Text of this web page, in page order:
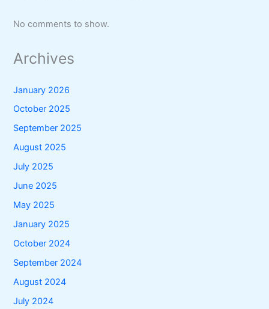
No comments to show.
Archives
January 2026
October 2025
September 2025
August 2025
July 2025
June 2025
May 2025
January 2025
October 2024
September 2024
August 2024
July 2024